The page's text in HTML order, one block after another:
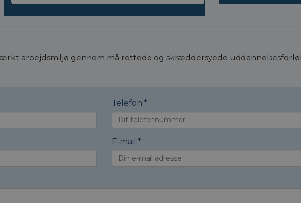
arbejdsmiljø gennem målrettede og skræddersyede
Telefon:*
E-mail:*